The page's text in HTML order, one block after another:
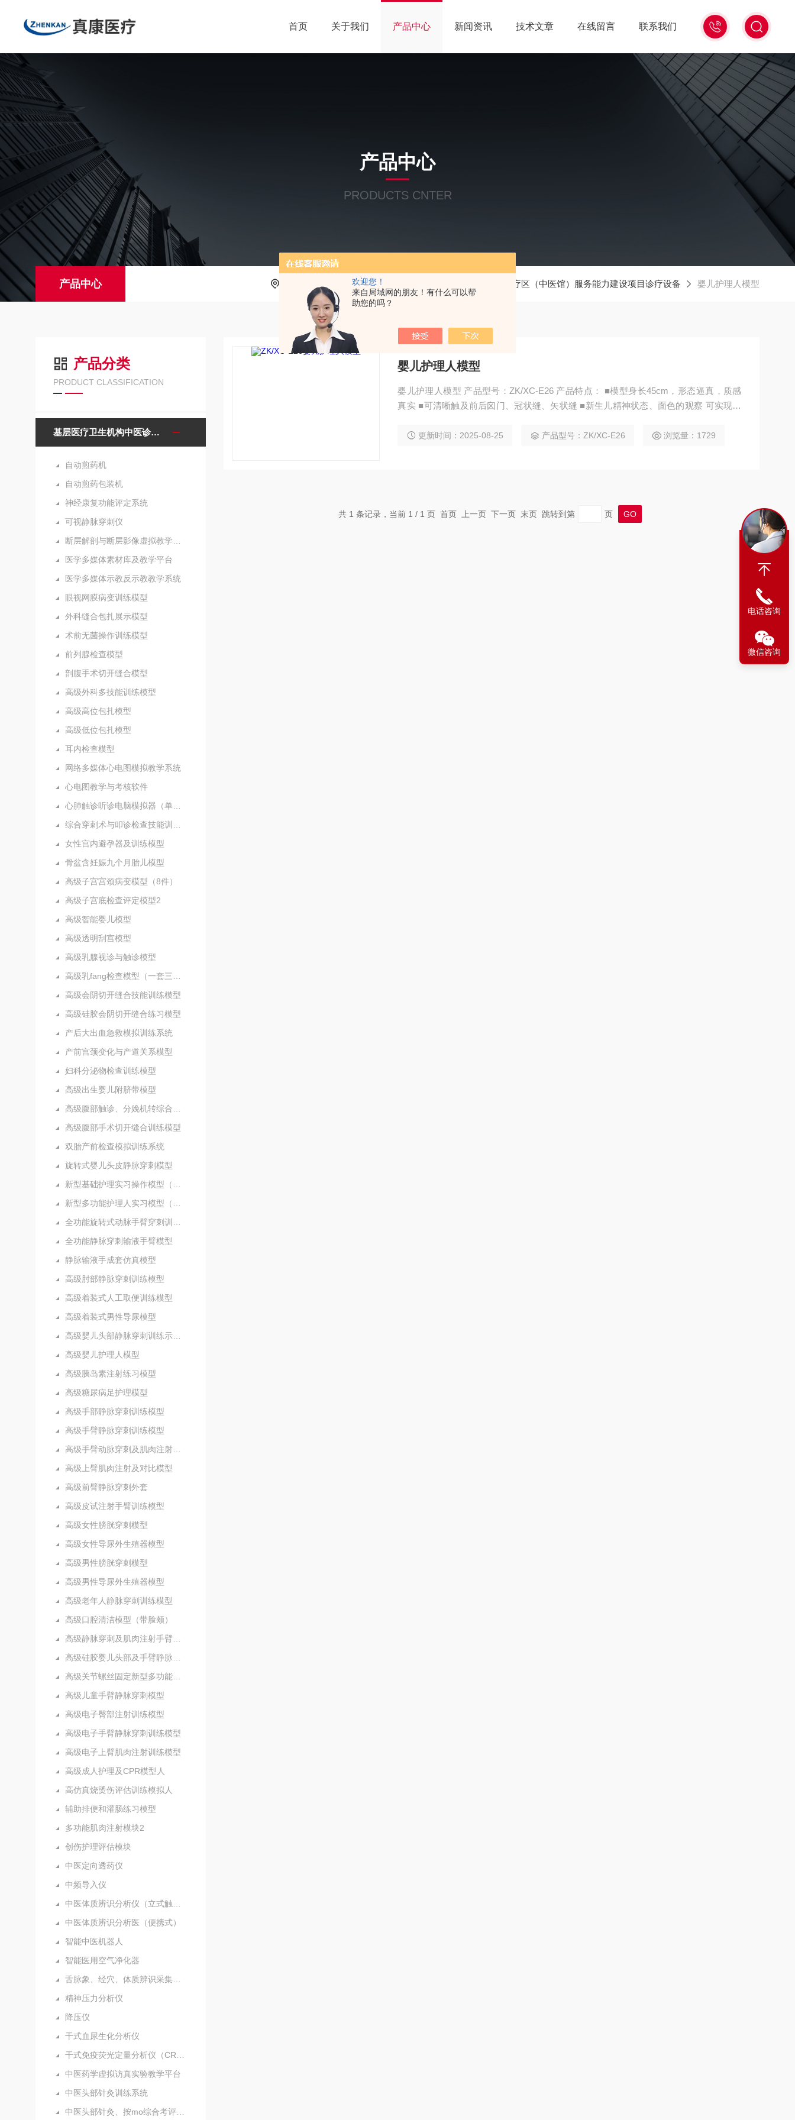
欢迎您！
来自局域网的朋友！有什么可以帮
助您的吗？
021-
56528785
首页 关于我们 产品中心 新闻资讯 技术文章 在线留言 联系我们
产品中心
PRODUCTS CNTER
产品中心 产品中心 基层医疗卫生机构中医诊疗区（中医馆）服务能力建设项目诊疗设备 婴儿护理人模型
产品分类
PRODUCT CLASSIFICATION
基层医疗卫生机构中医诊疗区（中医馆）服务能力建设项目诊疗设备
自动煎药机
自动煎药包装机
神经康复功能评定系统
可视静脉穿刺仪
医学多媒体素材库及教学平台
医学多媒体示教反示教教学系统
眼视网膜病变训练模型
外科缝合包扎展示模型
术前无菌操作训练模型
前列腺检查模型
剖腹手术切开缝合模型
高级外科多技能训练模型
高级高位包扎模型
高级低位包扎模型
耳内检查模型
网络多媒体心电图模拟教学系统
心电图教学与考核软件
女性宫内避孕器及训练模型
骨盆含妊娠九个月胎儿模型
高级子宫宫颈病变模型（8件）
高级子宫底检查评定模型2
高级智能婴儿模型
高级透明刮宫模型
高级乳腺视诊与触诊模型
高级会阴切开缝合技能训练模型
高级硅胶会阴切开缝合练习模型
产后大出血急救模拟训练系统
产前宫颈变化与产道关系模型
妇科分泌物检查训练模型
高级出生婴儿附脐带模型
高级腹部手术切开缝合训练模型
双胎产前检查模拟训练系统
旋转式婴儿头皮静脉穿刺模型
全功能静脉穿刺输液手臂模型
静脉输液手成套仿真模型
高级肘部静脉穿刺训练模型
高级着装式人工取便训练模型
高级着装式男性导尿模型
高级婴儿护理人模型
高级胰岛素注射练习模型
高级糖尿病足护理模型
高级手部静脉穿刺训练模型
高级手臂静脉穿刺训练模型
高级上臂肌肉注射及对比模型
高级前臂静脉穿刺外套
高级皮试注射手臂训练模型
高级女性膀胱穿刺模型
高级女性导尿外生殖器模型
高级男性膀胱穿刺模型
高级男性导尿外生殖器模型
高级老年人静脉穿刺训练模型
高级口腔清洁模型（带脸颊）
高级儿童手臂静脉穿刺模型
高级电子臀部注射训练模型
高级电子手臂静脉穿刺训练模型
高级电子上臂肌肉注射训练模型
高级成人护理及CPR模型人
高仿真烧烫伤评估训练模拟人
辅助排便和灌肠练习模型
多功能肌肉注射模块2
创伤护理评估模块
中医定向透药仪
中频导入仪
中医体质辨识分析医（便携式）
智能中医机器人
智能医用空气净化器
精神压力分析仪
降压仪
干式血尿生化分析仪
中医药学虚拟访真实验教学平台
中医头部针灸训练系统
婴儿护理人模型
婴儿护理人模型 产品型号：ZK/XC-E26 产品特点： ■模型身长45cm，形态逼真，质感
真实 ■可清晰触及前后囟门、冠状缝、矢状缝 ■新生儿精神状态、面色的观察 可实现操
真实的皮肤皱褶，浴后可在颈、腋、腹股沟等部位敷爽身粉 脐部护理，脐带柔软真实 测
更新时间：2025-08-25 产品型号：ZK/XC-E26 浏览量：1729
共 1 条记录，当前 1 / 1 页 首页 上一页 下一页 末页 跳转到第 页
电话咨询
微信咨询